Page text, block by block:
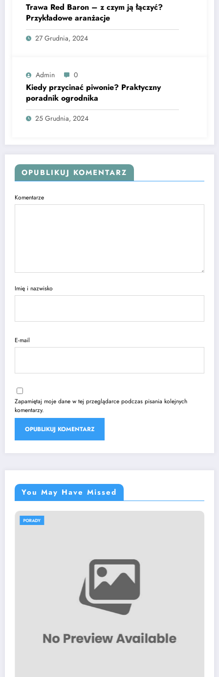
Trawa Red Baron – z czym ją łączyć?
Przykładowe aranżacje
27 Grudnia, 2024
Admin 0
Kiedy przycinać piwonie? Praktyczny
poradnik ogrodnika
25 Grudnia, 2024
OPUBLIKUJ KOMENTARZ
Komentarze
Imię i nazwisko
E-mail
Zapamiętaj moje dane w tej przeglądarce podczas pisania kolejnych
komentarzy.
You May Have Missed